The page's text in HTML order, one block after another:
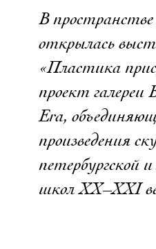
В
открылась
«Пластика
проект галереи
Era,
произведения
петербургской
школ XX–XXI